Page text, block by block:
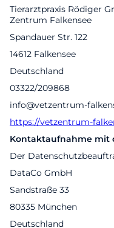
Tierarztpraxis Rödiger
Zentrum Falkensee
Spandauer Str. 122
14612 Falkensee
Deutschland
03322/209868
info@vetzentrum-
https://vetzentrum-
Kontaktaufnahme mit
Der
DataCo GmbH
Sandstraße 33
80335 München
Deutschland